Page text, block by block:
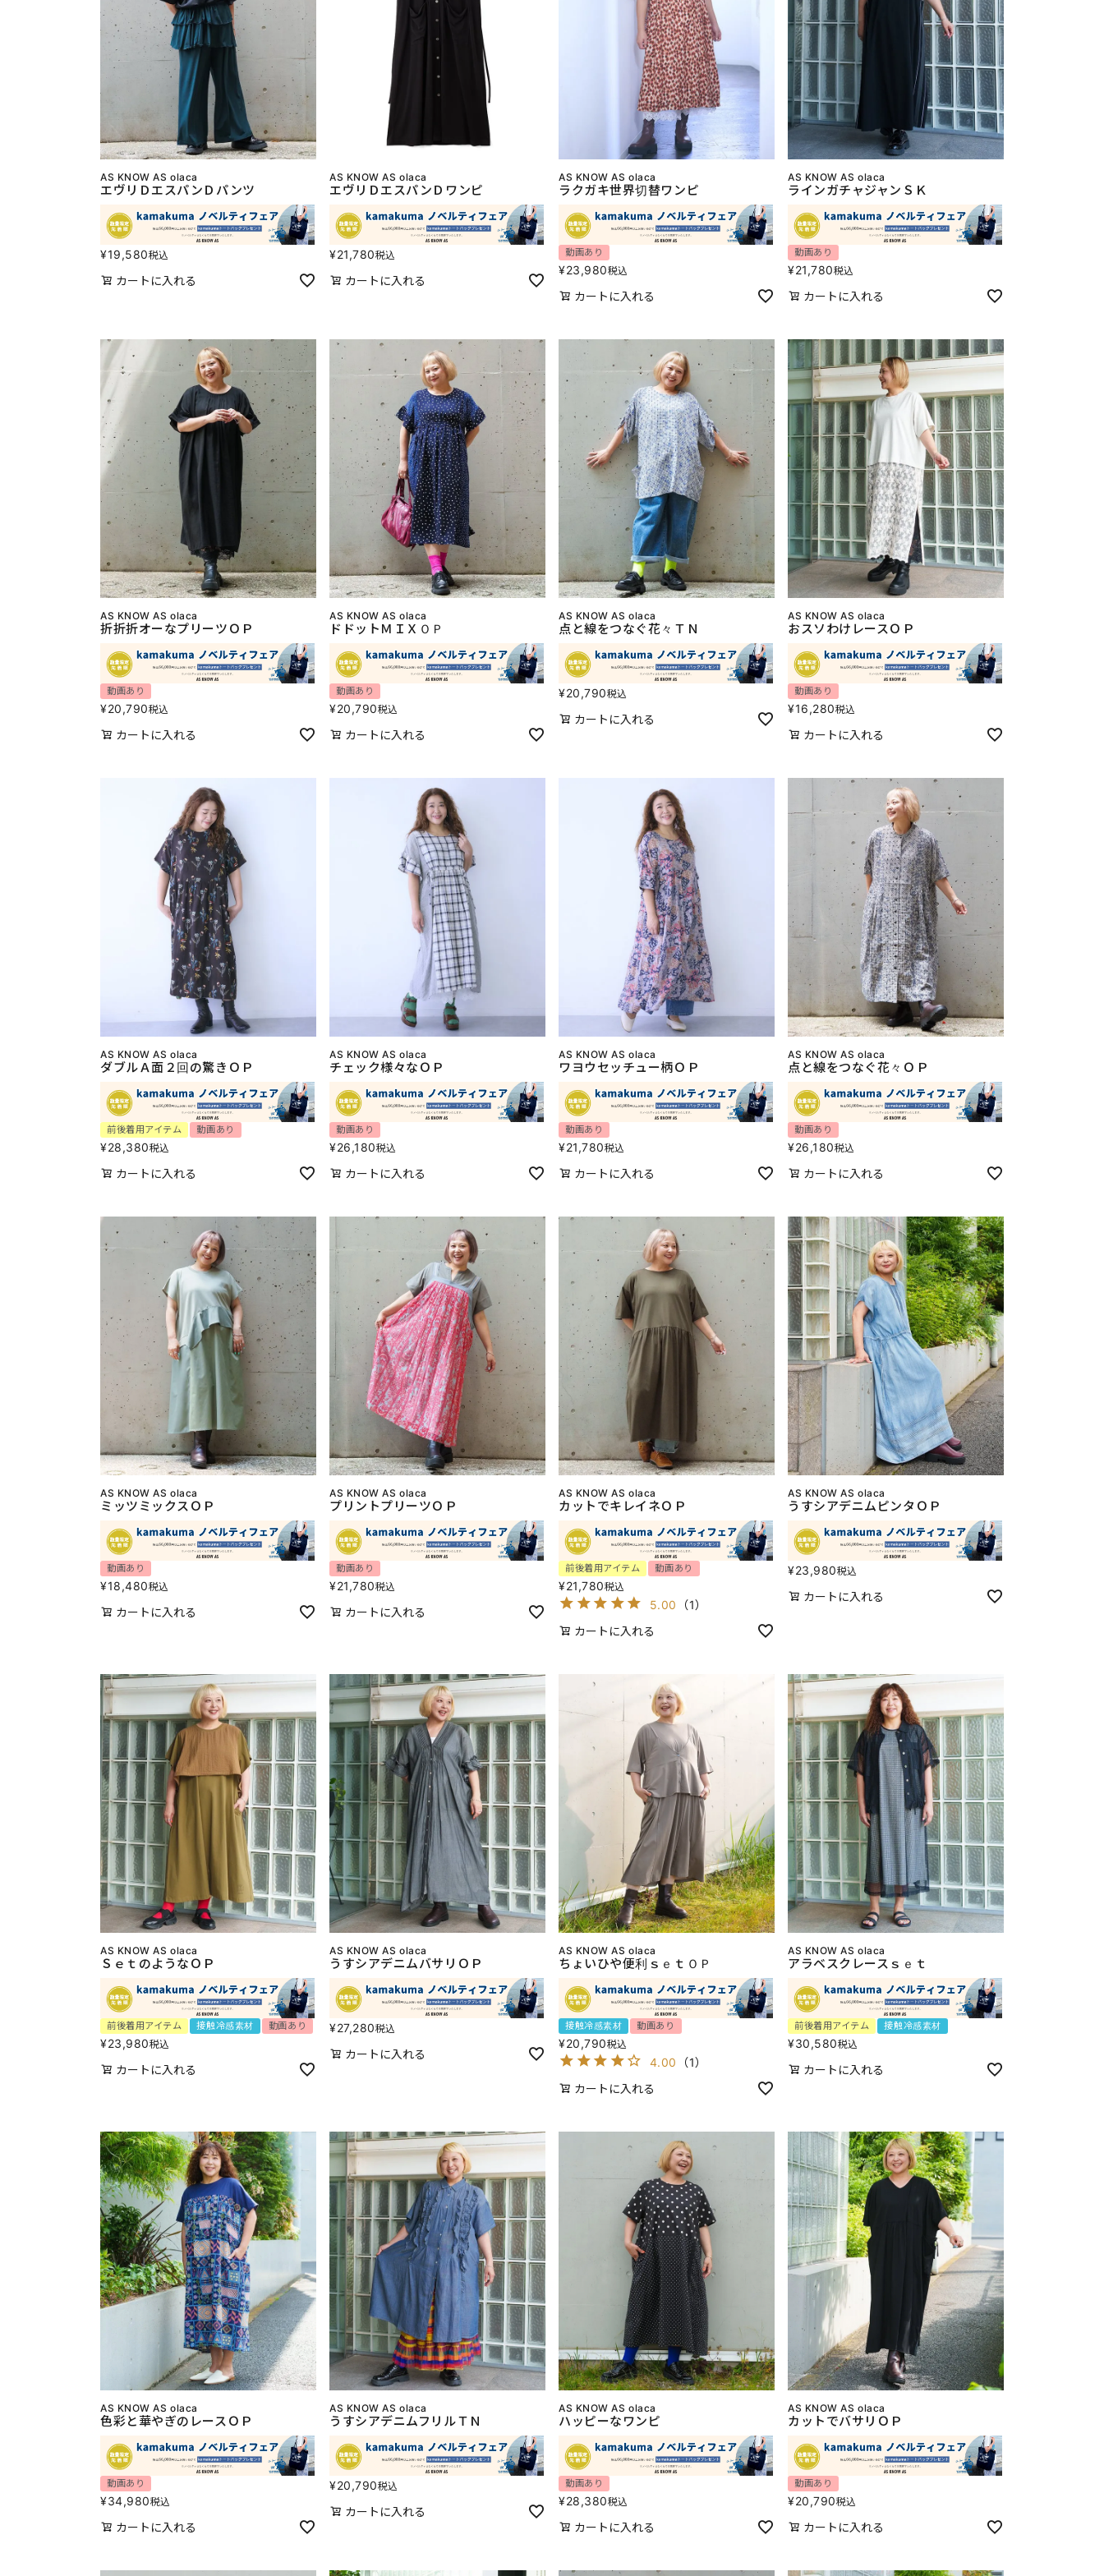
AS KNOW AS olaca
エヴリＤエスパンＤパンツ
¥19,580税込
カートに入れる
AS KNOW AS olaca
エヴリＤエスパンＤワンピ
¥21,780税込
カートに入れる
AS KNOW AS olaca
ラクガキ世界切替ワンピ
動画あり
¥23,980税込
カートに入れる
AS KNOW AS olaca
ラインガチャジャンＳＫ
動画あり
¥21,780税込
カートに入れる
AS KNOW AS olaca
折折折オーなプリーツＯＰ
動画あり
¥20,790税込
カートに入れる
AS KNOW AS olaca
ドドットＭＩＸＯＰ
動画あり
¥20,790税込
カートに入れる
AS KNOW AS olaca
点と線をつなぐ花々ＴＮ
¥20,790税込
カートに入れる
AS KNOW AS olaca
おスソわけレースＯＰ
動画あり
¥16,280税込
カートに入れる
AS KNOW AS olaca
ダブルＡ面２回の驚きＯＰ
前後着用アイテム 動画あり
¥28,380税込
カートに入れる
AS KNOW AS olaca
チェック様々なＯＰ
動画あり
¥26,180税込
カートに入れる
AS KNOW AS olaca
ワヨウセッチュー柄ＯＰ
動画あり
¥21,780税込
カートに入れる
AS KNOW AS olaca
点と線をつなぐ花々ＯＰ
動画あり
¥26,180税込
カートに入れる
AS KNOW AS olaca
ミッツミックスＯＰ
動画あり
¥18,480税込
カートに入れる
AS KNOW AS olaca
プリントプリーツＯＰ
動画あり
¥21,780税込
カートに入れる
AS KNOW AS olaca
カットでキレイネＯＰ
前後着用アイテム 動画あり
¥21,780税込
5.00 （1）
カートに入れる
AS KNOW AS olaca
うすシアデニムピンタＯＰ
¥23,980税込
カートに入れる
AS KNOW AS olaca
ＳｅｔのようなＯＰ
前後着用アイテム 接触冷感素材 動画あり
¥23,980税込
カートに入れる
AS KNOW AS olaca
うすシアデニムバサリＯＰ
¥27,280税込
カートに入れる
AS KNOW AS olaca
ちょいひや便利ｓｅｔＯＰ
接触冷感素材 動画あり
¥20,790税込
4.00 （1）
カートに入れる
AS KNOW AS olaca
アラベスクレースｓｅｔ
前後着用アイテム 接触冷感素材
¥30,580税込
カートに入れる
AS KNOW AS olaca
色彩と華やぎのレースＯＰ
動画あり
¥34,980税込
カートに入れる
AS KNOW AS olaca
うすシアデニムフリルＴＮ
¥20,790税込
カートに入れる
AS KNOW AS olaca
ハッピーなワンピ
動画あり
¥28,380税込
カートに入れる
AS KNOW AS olaca
カットでバサリＯＰ
動画あり
¥20,790税込
カートに入れる